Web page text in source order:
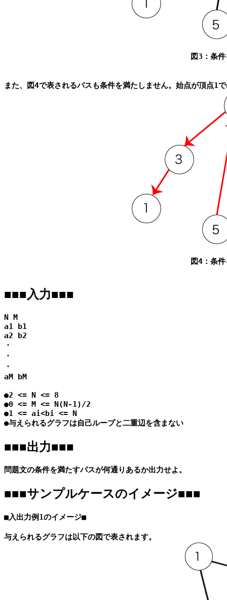
図3：条
図4：条
■■■入力■■■
N M
a1 b1
a2 b2
・
・
・
aM bM
●2 <= N <= 8
●0 <= M <= N(N-1)/2
●1 <= ai<bi <= N
■■■出力■■■
■■■サンプルケースのイメージ■■■
■入出力例1のイメージ■